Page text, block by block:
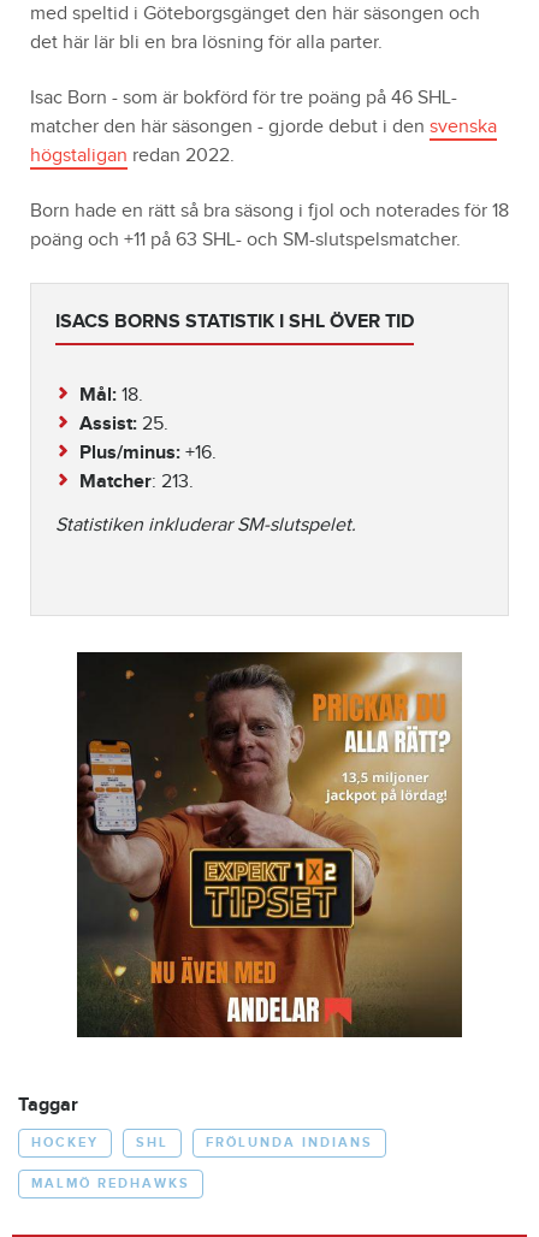
med speltid i Göteborgsgänget den här säsongen och
det här lär bli en bra lösning för alla parter.
Isac Born - som är bokförd för tre poäng på 46 SHL-
matcher den här säsongen - gjorde debut i den svenska
högstaligan redan 2022.
Born hade en rätt så bra säsong i fjol och noterades för 18
poäng och +11 på 63 SHL- och SM-slutspelsmatcher.
ISACS BORNS STATISTIK I SHL ÖVER TID
Mål: 18.
Assist: 25.
Plus/minus: +16.
Matcher: 213.
Statistiken inkluderar SM-slutspelet.
Taggar
HOCKEY SHL FRÖLUNDA INDIANS
MALMÖ REDHAWKS